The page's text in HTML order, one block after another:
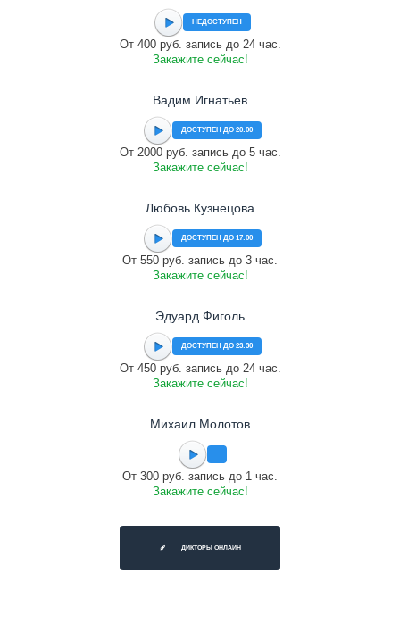
НЕДОСТУПЕН
От 400 руб. запись до 24 час.
Закажите сейчас!
Вадим Игнатьев
ДОСТУПЕН ДО 20:00
От 2000 руб. запись до 5 час.
Закажите сейчас!
Любовь Кузнецова
ДОСТУПЕН ДО 17:00
От 550 руб. запись до 3 час.
Закажите сейчас!
Эдуард Фиголь
ДОСТУПЕН ДО 23:30
От 450 руб. запись до 24 час.
Закажите сейчас!
Михаил Молотов
От 300 руб. запись до 1 час.
Закажите сейчас!
ДИКТОРЫ ОНЛАЙН